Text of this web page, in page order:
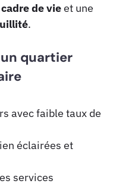
cadre de vieet une
.
quartier
avec faible taux de
éclairées et
services